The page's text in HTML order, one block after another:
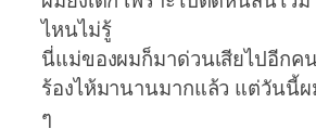
ไหนไม่รู้
นี่แม่ของผมก็มาด่วนเสียไปอีกค
ร้องไห้มานานมากแล้ว แต่วันนี้
ๆ